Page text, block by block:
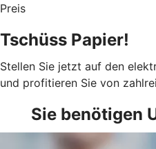
Preis
Tschüss Papier!
Stellen Sie jetzt auf den
und profitieren Sie von
Sie benötigen